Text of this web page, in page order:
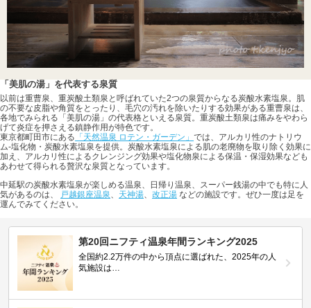
「美肌の湯」を代表する泉質
以前は重曹泉、重炭酸土類泉と呼ばれていた2つの泉質からなる炭酸水素塩泉。肌
の不要な皮脂や角質をとったり、毛穴の汚れを除いたりする効果がある重曹泉は、
各地でみられる「美肌の湯」の代表格といえる泉質。重炭酸土類泉は痛みをやわら
げて炎症を押さえる鎮静作用が特色です。
東京都町田市にある 「天然温泉 ロテン・ガーデン」 では、アルカリ性のナトリウ
ム-塩化物・炭酸水素塩泉を提供。炭酸水素塩泉による肌の老廃物を取り除く効果に
加え、アルカリ性によるクレンジング効果や塩化物泉による保温・保湿効果なども
あわせて得られる贅沢な泉質となっています。
中延駅の炭酸水素塩泉が楽しめる温泉、日帰り温泉、スーパー銭湯の中でも特に人
気があるのは、
戸越銀座温泉、 天神湯、 改正湯 などの施設です。ぜひ一度は足を
運んでみてください。
第20回ニフティ温泉年間ランキング2025
全国約2.2万件の中から頂点に選ばれた、2025年の人
気施設は…